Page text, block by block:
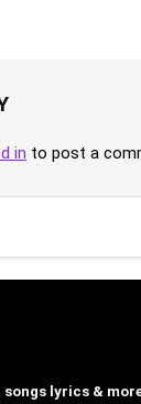
in to post a
songs lyrics &